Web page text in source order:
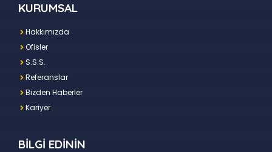
KURUMSAL
Hakkımızda
Ofisler
S.S.S.
Referanslar
Bizden Haberler
Kariyer
BİLGİ EDİNİN